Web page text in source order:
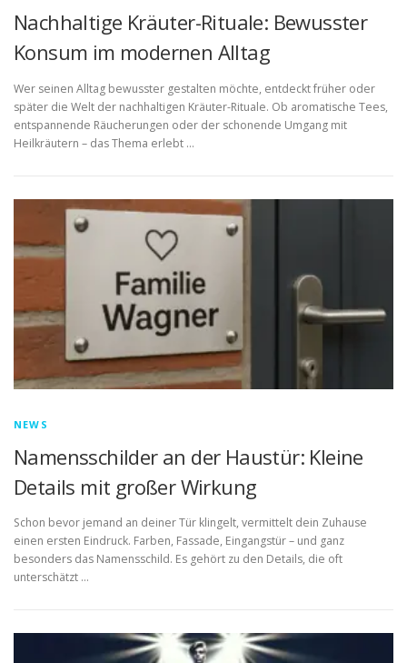
Nachhaltige Kräuter-Rituale: Bewusster
Konsum im modernen Alltag
Wer seinen Alltag bewusster gestalten möchte, entdeckt früher oder
später die Welt der nachhaltigen Kräuter-Rituale. Ob aromatische Tees,
entspannende Räucherungen oder der schonende Umgang mit
Heilkräutern – das Thema erlebt …
NEWS
Namensschilder an der Haustür: Kleine
Details mit großer Wirkung
Schon bevor jemand an deiner Tür klingelt, vermittelt dein Zuhause
einen ersten Eindruck. Farben, Fassade, Eingangstür – und ganz
besonders das Namensschild. Es gehört zu den Details, die oft
unterschätzt …